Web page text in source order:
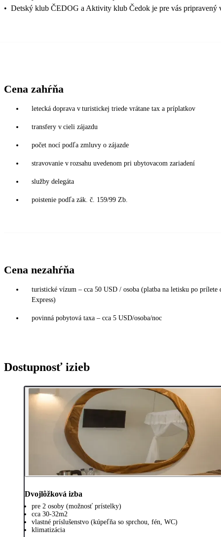
• Detský klub ČEDOG a Aktivity klub Čedok je pre vás pripravený
Cena zahŕňa
letecká doprava v turistickej triede vrátane tax a príplatkov
transfery v cieli zájazdu
počet nocí podľa zmluvy o zájazde
stravovanie v rozsahu uvedenom pri ubytovacom zariadení
služby delegáta
poistenie podľa zák. č. 159/99 Zb.
Cena nezahŕňa
turistické vízum – cca 50 USD / osoba (platba na letisku po
Express)
povinná pobytová taxa – cca 5 USD/osoba/noc
Dostupnosť izieb
Dvojlôžková izba
pre 2 osoby (možnosť prístelky)
cca 30-32m2
vlastné príslušenstvo (kúpeľňa so sprchou, fén, WC)
klimatizácia